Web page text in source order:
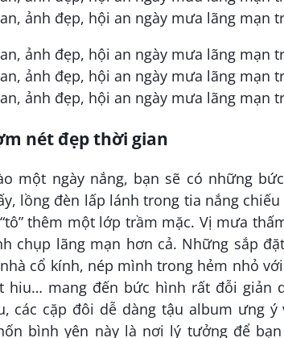
nét đẹp thời gian
một ngày nắng, bạn sẽ có những
lồng đèn lấp lánh trong tia nắng
thêm một lớp trầm mặc. Vị mưa
chụp lãng mạn hơn cả. Những sắp
cổ kính, nép mình trong hẻm nhỏ
hiu… mang đến bức hình rất đỗi giản
các cặp đôi dễ dàng tậu album ưng
bình yên này là nơi lý tưởng để